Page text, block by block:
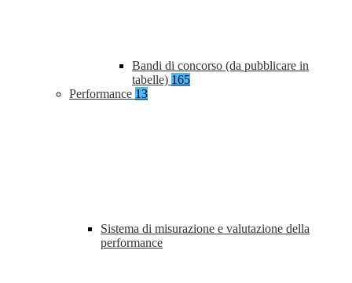
Bandi di concorso (da pubblicare in
tabelle) 165
Performance 13
Sistema di misurazione e valutazione della
performance